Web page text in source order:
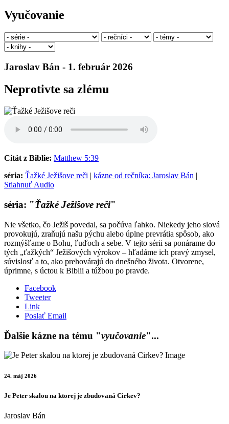
Vyučovanie
Jaroslav Bán - 1. február 2026
Neprotivte sa zlému
Citát z Biblie: Matthew 5:39
séria: Ťažké Ježišove reči | kázne od rečníka: Jaroslav Bán |
Stiahnuť Audio
séria: "Ťažké Ježišove reči"
Nie všetko, čo Ježiš povedal, sa počúva ľahko. Niekedy jeho slová
provokujú, zraňujú našu pýchu alebo úplne prevrátia spôsob, ako
rozmýšľame o Bohu, ľuďoch a sebe. V tejto sérii sa ponárame do
tých „ťažkých“ Ježišových výrokov – hľadáme ich pravý zmysel,
súvislosť a to, ako prehovárajú do dnešného života. Otvorene,
úprimne, s úctou k Biblii a túžbou po pravde.
Facebook
Tweeter
Link
Poslať Email
Ďalšie kázne na tému "vyučovanie"...
24. máj 2026
Je Peter skalou na ktorej je zbudovaná Cirkev?
Jaroslav Bán